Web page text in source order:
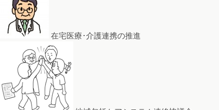
在宅医療･介護連携の推進